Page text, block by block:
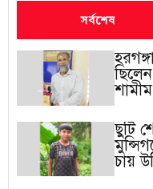
সর্বশেষ
ছুটি
চায়